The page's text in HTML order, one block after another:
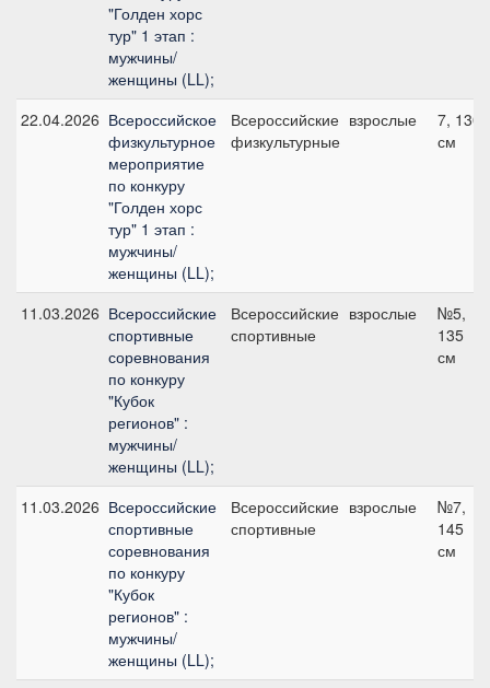
"Голден хорс
тур" 1 этап :
мужчины/
женщины (LL);
22.04.2026 Всероссийское
физкультурное
мероприятие
по конкуру
"Голден хорс
тур" 1 этап :
мужчины/
женщины (LL);
Всероссийские
физкультурные
взрослые
7, 130
см
11.03.2026 Всероссийские
спортивные
соревнования
по конкуру
"Кубок
регионов" :
мужчины/
женщины (LL);
Всероссийские
спортивные
взрослые
№5,
135
см
11.03.2026 Всероссийские
спортивные
соревнования
по конкуру
"Кубок
регионов" :
мужчины/
женщины (LL);
Всероссийские
спортивные
взрослые
№7,
145
см